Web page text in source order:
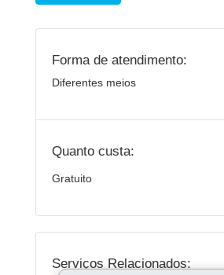
Forma de atendimento:
Diferentes meios
Quanto custa:
Gratuito
Serviços Relacionados: